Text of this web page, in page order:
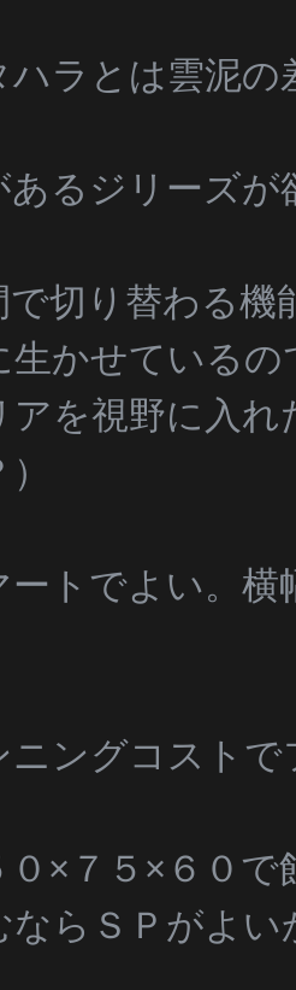
ハラとは雲泥
あるジリーズ
で切り替わる
生かせているの
アを視野に入
ートでよい。
ニングコスト
０×７５×６０
ならＳＰがよい